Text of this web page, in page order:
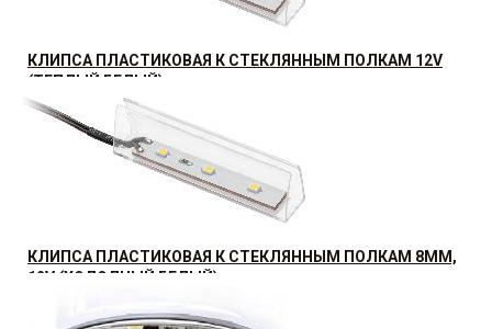
КЛИПСА ПЛАСТИКОВАЯ К СТЕКЛЯННЫМ ПОЛКАМ 12V
(ТЕПЛЫЙ БЕЛЫЙ)
от 20.16 р.
КЛИПСА ПЛАСТИКОВАЯ К СТЕКЛЯННЫМ ПОЛКАМ 8ММ,
12V (ХОЛОДНЫЙ БЕЛЫЙ)
23.52р.